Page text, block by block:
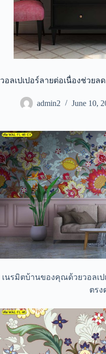
วอลเปเปอร์ลายต่อเนื่องช่วย
admin2 June 10,
เนรมิตบ้านของคุณด้วยวอลเป
ตรง